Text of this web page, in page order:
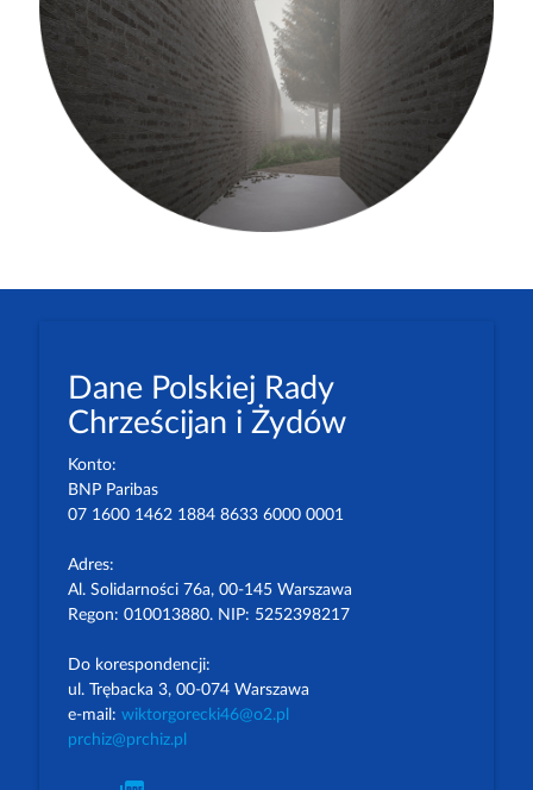
Dane Polskiej Rady
Chrześcijan i Żydów
Konto:
BNP Paribas
07 1600 1462 1884 8633 6000 0001
Adres:
Al. Solidarności 76a, 00-145 Warszawa
Regon: 010013880. NIP: 5252398217
Do korespondencji:
ul. Trębacka 3, 00-074 Warszawa
e-mail: wiktorgorecki46@o2.pl
prchiz@prchiz.pl